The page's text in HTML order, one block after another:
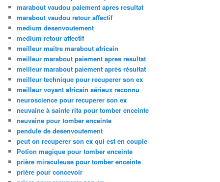
marabout vaudou paiement apres resultat
marabout vaudou retour affectif
medium desenvoutement
medium retour affectif
meilleur maitre marabout africain
meilleur marabout paiement apres resultat
meilleur marabout paiement après résultat
meilleur technique pour recuperer son ex
meilleur voyant africain sérieux reconnu
neuroscience pour recuperer son ex
neuvaine à sainte rita pour tomber enceinte
neuvaine pour tomber enceinte
pendule de desenvoutement
peut on recuperer son ex qui est en couple
Potion magique pour tomber enceinte
prière miraculeuse pour tomber enceinte
prière pour concevoir